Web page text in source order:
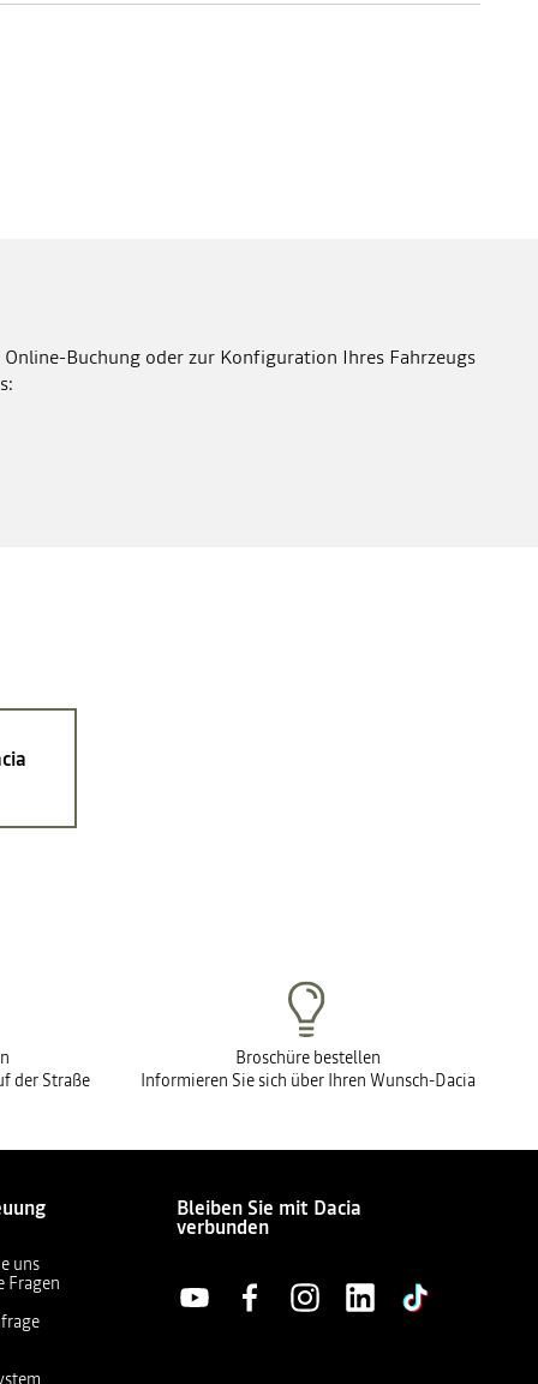
Buchung oder zur Konfiguration Ihres Fahrzeugs
der Straße
Broschüre bestellen
Informieren Sie sich über Ihren Wunsch-Dacia
uns
Fragen
Bleiben Sie mit Dacia
verbunden